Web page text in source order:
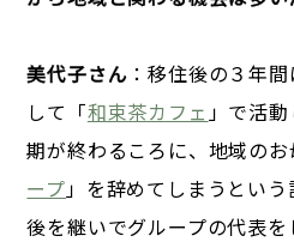
美代子さん ：移住後の３年
して「和束茶カフェ 」で活
期が終わるころに、地域の
ープ 」を辞めてしまうとい
後を継いでグループの代表